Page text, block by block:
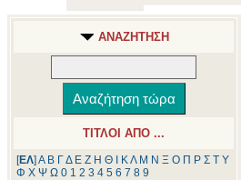
ΑΝΑΖΗΤΗΣΗ
ΤΙΤΛΟΙ ΑΠΟ ...
[ΕΛ] Α Β ΓΔ Ε Ζ Η Θ ΚΛ Μ Ν Ξ Ο Π Ρ Σ Τ Υ
Φ Χ Ψ Ω 0 1 2 3 4 5 6 7 8 9